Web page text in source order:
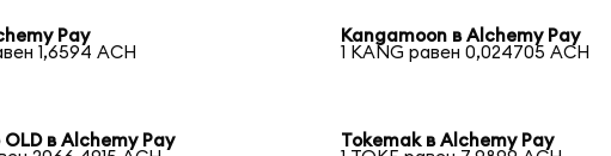
Pay
1,6594 ACH
Kangamoon в Alchemy Pay
1 KANG равен 0,024705 ACH
в Alchemy Pay
Tokemak в Alchemy Pay